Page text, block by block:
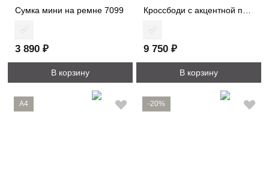
Сумка мини на ремне 7099
3 890 ₽
В корзину
9 750 ₽
В корзину
A4 -20%